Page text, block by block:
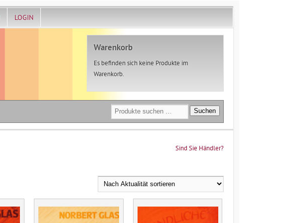
LOGIN
Warenkorb
Es befinden sich keine Produkte im
Warenkorb.
Suchen
nach:
Suchen
Sind Sie Händler?